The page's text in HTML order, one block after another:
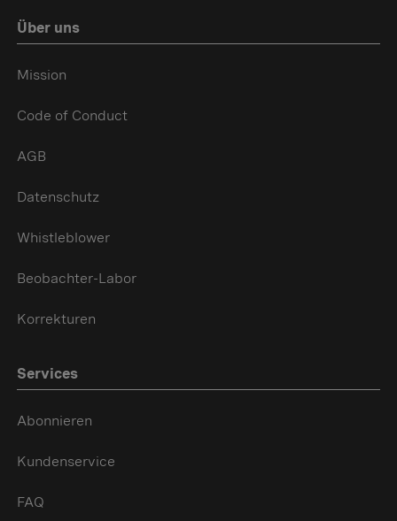
Über uns
Mission
Code of Conduct
AGB
Datenschutz
Whistleblower
Beobachter-Labor
Korrekturen
Services
Abonnieren
Kundenservice
FAQ